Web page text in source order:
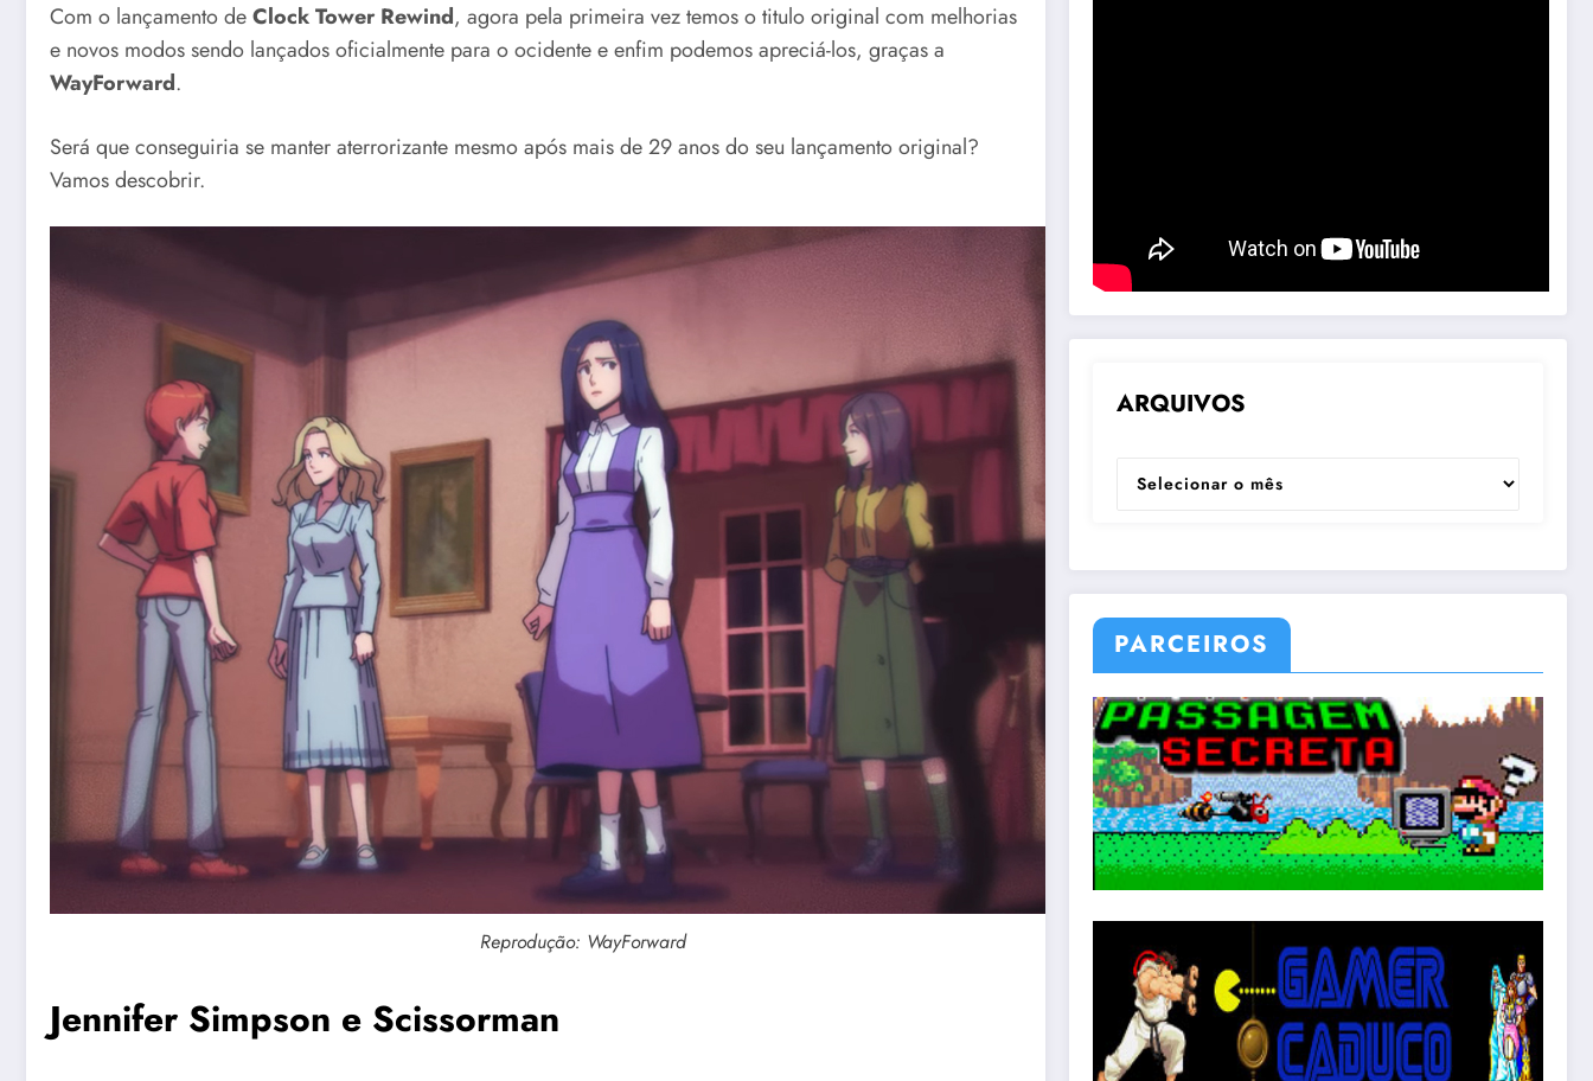
Com o lançamento deClock Tower Rewind, agora pela primeira vez temos o titulo original com melhorias
e novos modos sendo lançados oficialmente para o ocidente e enfim podemos apreciá-los, graças a
WayForward.
Será que conseguiria se manter aterrorizante mesmo após mais de 29 anos do seu lançamento original?
Vamos descobrir.
Reprodução: WayForward
Jennifer Simpson e Scissorman
ARQUIVOS
ARQUIVOS
PARCEIROS